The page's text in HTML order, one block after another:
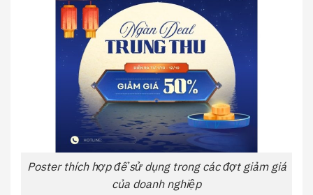
Poster thích hợp để sử dụng trong các đợt giảm giá
của doanh nghiệp